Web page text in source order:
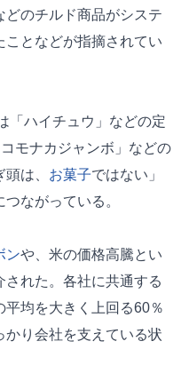
どのチルド商品がシステ
ことなどが指摘されてい
「ハイチュウ」などの定
モナカジャンボ」などの
は、 お菓子ではない」
ながっている。
ンや、米の価格高騰とい
された。各社に共通する
均を大きく上回る60％
かり会社を支えている状